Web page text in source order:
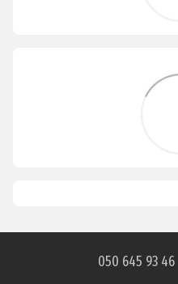
050 645 93 46